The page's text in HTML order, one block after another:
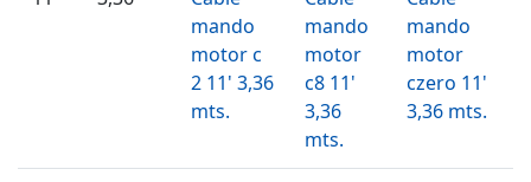
mando
motor c
2 11' 3,36
mts.
mando
motor
c8 11'
3,36
mts.
mando
motor
czero 11'
3,36 mts.